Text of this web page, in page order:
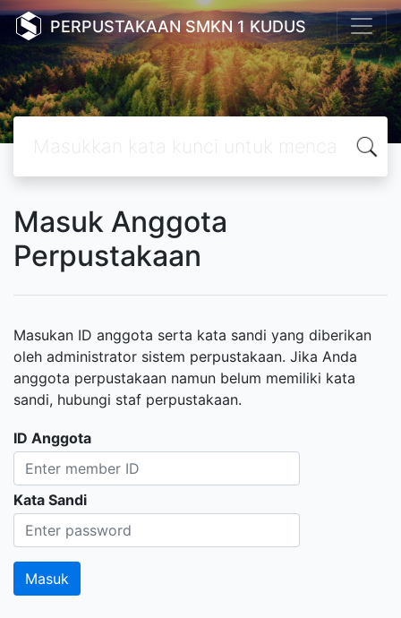
PERPUSTAKAAN SMKN 1 KUDUS
Masuk Anggota
Perpustakaan
Masukan ID anggota serta kata sandi yang diberikan
oleh administrator sistem perpustakaan. Jika Anda
anggota perpustakaan namun belum memiliki kata
sandi, hubungi staf perpustakaan.
ID Anggota
Kata Sandi